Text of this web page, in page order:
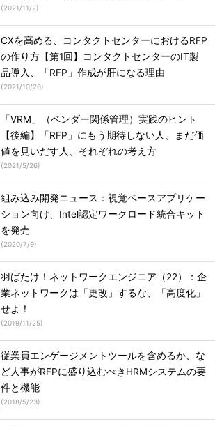
(2021/11/2)
CXを高める、コンタクトセンターにおけるRFP
の作り方【第1回】コンタクトセンターのIT製
品導入、「RFP」作成が肝になる理由
(2021/10/26)
「VRM」（ベンダー関係管理）実践のヒント
【後編】「RFP」にもう期待しない人、まだ価
値を見いだす人、それぞれの考え方
(2021/5/26)
組み込み開発ニュース：視覚ベースアプリケー
ション向け、Intel認定ワークロード統合キット
を発売
(2020/7/9)
羽ばたけ！ネットワークエンジニア（22）：企
業ネットワークは「更改」するな、「高度化」
せよ！
(2019/11/25)
従業員エンゲージメントツールを含めるか、な
ど人事がRFPに盛り込むべきHRMシステムの要
件と機能
(2018/5/23)